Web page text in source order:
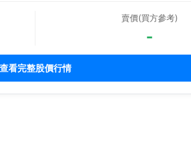
賣價(買方參考)
-
查看完整股價行情